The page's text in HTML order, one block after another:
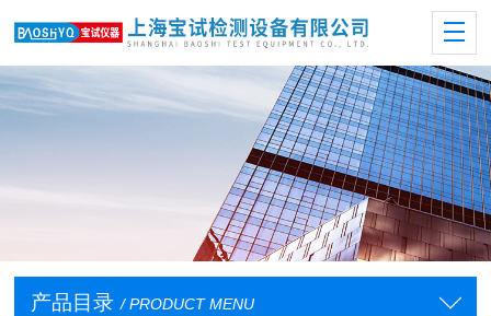
产品目录 / PRODUCT MENU